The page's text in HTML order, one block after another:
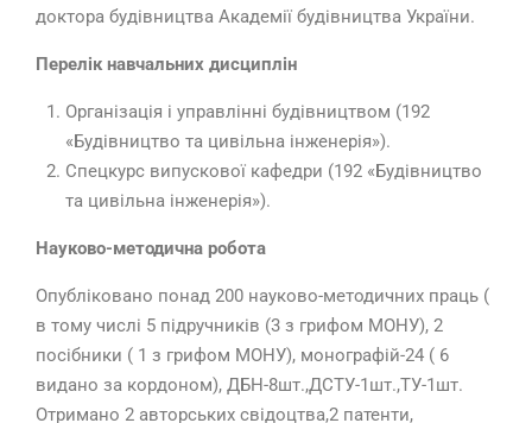
доктора будівництва Академії будівництва України.
Перелік навчальних дисциплін
Організація і управлінні будівництвом (192
«Будівництво та цивільна інженерія»).
Спецкурс випускової кафедри (192 «Будівництво
та цивільна інженерія»).
Науково-методична робота
Опубліковано понад 200 науково-методичних праць (
в тому числі 5 підручників (3 з грифом МОНУ), 2
посібники ( 1 з грифом МОНУ), монографій-24 ( 6
видано за кордоном), ДБН-8шт.,ДСТУ-1шт.,ТУ-1шт.
Отримано 2 авторських свідоцтва,2 патенти,